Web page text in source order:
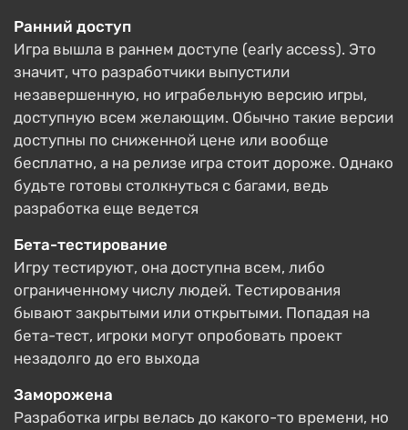
Ранний доступ
Игра вышла в раннем доступе (early access). Это
значит, что разработчики выпустили
незавершенную, но играбельную версию игры,
доступную всем желающим. Обычно такие версии
доступны по сниженной цене или вообще
бесплатно, а на релизе игра стоит дороже. Однако
будьте готовы столкнуться с багами, ведь
разработка еще ведется
Бета-тестирование
Игру тестируют, она доступна всем, либо
ограниченному числу людей. Тестирования
бывают закрытыми или открытыми. Попадая на
бета-тест, игроки могут опробовать проект
незадолго до его выхода
Заморожена
Разработка игры велась до какого-то времени, но